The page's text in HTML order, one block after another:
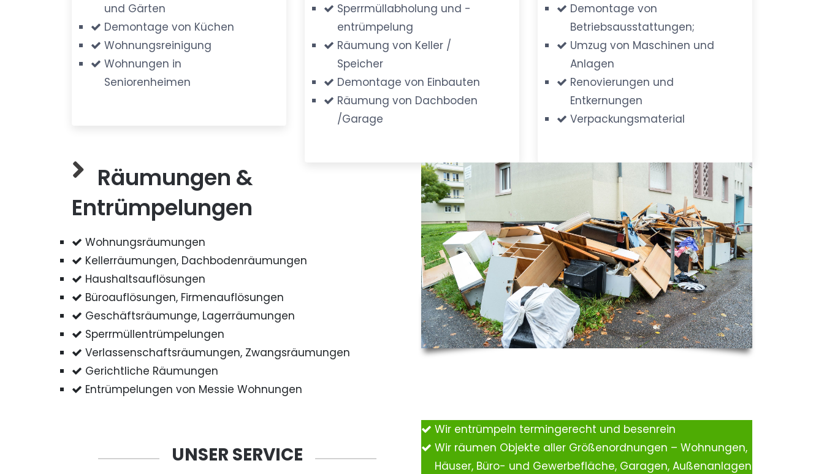
und Gärten
Demontage von Küchen
Wohnungsreinigung
Wohnungen in
Seniorenheimen
Sperrmüllabholung und -
entrümpelung
Räumung von Keller /
Speicher
Demontage von Einbauten
Räumung von Dachboden
/Garage
Demontage von
Betriebsausstattungen;
Umzug von Maschinen und
Anlagen
Renovierungen und
Entkernungen
Verpackungsmaterial
Räumungen &
Entrümpelungen
Wohnungsräumungen
Kellerräumungen, Dachbodenräumungen
Haushaltsauflösungen
Büroauflösungen, Firmenauflösungen
Geschäftsräumunge, Lagerräumungen
Sperrmüllentrümpelungen
Verlassenschaftsräumungen, Zwangsräumungen
Gerichtliche Räumungen
Entrümpelungen von Messie Wohnungen
UNSER SERVICE
Wir entrümpeln termingerecht und besenrein
Wir räumen Objekte aller Größenordnungen – Wohnungen,
Häuser, Büro- und Gewerbefläche, Garagen, Außenanlagen